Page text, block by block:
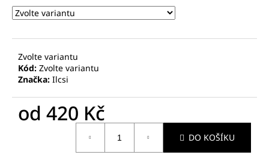
Zvolte variantu
Kód: Zvolte variantu
Značka: Ilcsi
od 420 Kč
DO KOŠÍKU
D
o